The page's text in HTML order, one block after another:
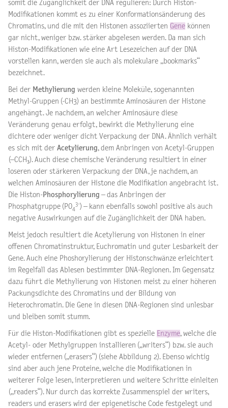
somit die Zugänglichkeit der DNA regulieren: Durch Histon-
Modifikationen kommt es zu einer Konformationsänderung des
Chromatins, und die mit den Histonen assoziierten Gene können
gar nicht, weniger bzw. stärker abgelesen werden. Da man sich
Histon-Modifikationen wie eine Art Lesezeichen auf der DNA
vorstellen kann, werden sie auch als molekulare „bookmarks“
bezeichnet.
Bei der Methylierung werden kleine Moleküle, sogenannten
Methyl-Gruppen (-CH3) an bestimmte Aminosäuren der Histone
angehängt. Je nachdem, an welcher Aminosäure diese
Veränderung genau erfolgt, bewirkt die Methylierung eine
dichtere oder weniger dicht Verpackung der DNA. Ähnlich verhält
es sich mit der Acetylierung, dem Anbringen von Acetyl-Gruppen
(–CCH₃). Auch diese chemische Veränderung resultiert in einer
loseren oder stärkeren Verpackung der DNA, je nachdem, an
welchen Aminosäuren der Histone die Modifikation angebracht ist.
Die Histon-Phosphorylierung – das Anbringen der
Phosphatgruppe (PO4
3-) – kann ebenfalls sowohl positive als auch
negative Auswirkungen auf die Zugänglichkeit der DNA haben.
Meist jedoch resultiert die Acetylierung von Histonen in einer
offenen Chromatinstruktur, Euchromatin und guter Lesbarkeit der
Gene. Auch eine Phoshorylierung der Histonschwänze erleichtert
im Regelfall das Ablesen bestimmter DNA-Regionen. Im Gegensatz
dazu führt die Methylierung von Histonen meist zu einer höheren
Packungsdichte des Chromatins und der Bildung von
Heterochromatin. Die Gene in diesen DNA-Regionen sind unlesbar
und bleiben somit stumm.
Für die Histon-Modifikationen gibt es spezielle Enzyme, welche die
Acetyl- oder Methylgruppen installieren („writers“) bzw. sie auch
wieder entfernen („erasers“) (siehe Abbildung 2). Ebenso wichtig
sind aber auch jene Proteine, welche die Modifikationen in
weiterer Folge lesen, interpretieren und weitere Schritte einleiten
(„readers“). Nur durch das korrekte Zusammenspiel der writers,
readers und erasers wird der epigenetische Code festgelegt und